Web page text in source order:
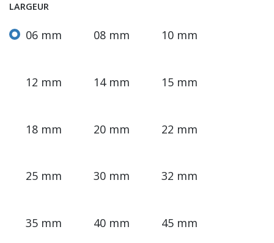
LARGEUR
06 mm 08 mm 10 mm
12 mm 14 mm 15 mm
18 mm 20 mm 22 mm
25 mm 30 mm 32 mm
35 mm 40 mm 45 mm